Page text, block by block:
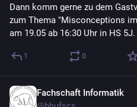
Dann komm gerne zu dem
zum Thema "Misconceptions im
am 19.05 ab 16:30 Uhr in HS 5J.
1 0
Fachschaft Informatik